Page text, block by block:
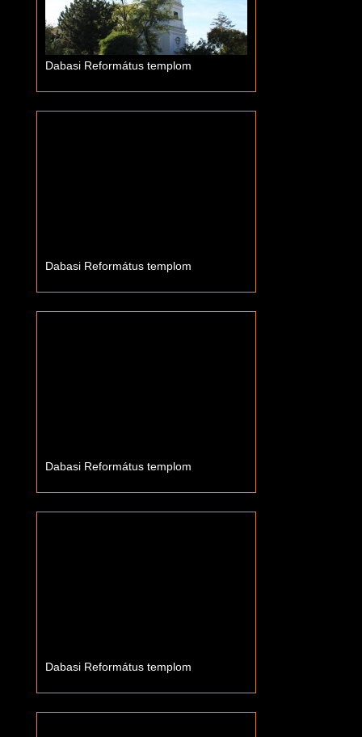
Dabasi Református templom
Dabasi Református templom
Dabasi Református templom
Dabasi Református templom